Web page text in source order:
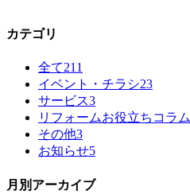
カテゴリ
全て211
イベント・チラシ23
サービス3
リフォームお役立ちコラム
その他3
お知らせ5
月別アーカイブ